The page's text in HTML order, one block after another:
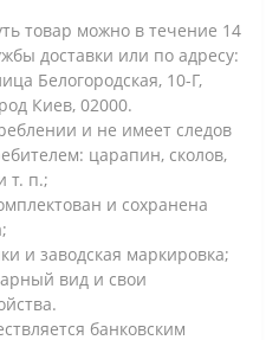
товар можно в течение 14
доставки или по адресу:
Белогородская, 10-Г,
Киев, 02000.
и не имеет следов
царапин, сколов,
т. п.;
и сохранена
и заводская маркировка;
вид и свои
банковским